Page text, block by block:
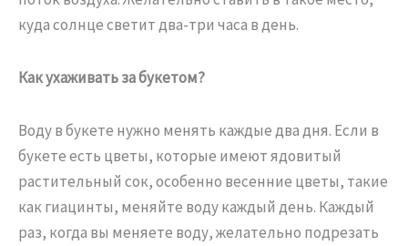
куда солнце светит два-три часа в день.
Как ухаживать за букетом?
Воду в букете нужно менять каждые два дня. Если в
букете есть цветы, которые имеют ядовитый
растительный сок, особенно весенние цветы, такие
как гиацинты, меняйте воду каждый день. Каждый
раз, когда вы меняете воду, желательно подрезать